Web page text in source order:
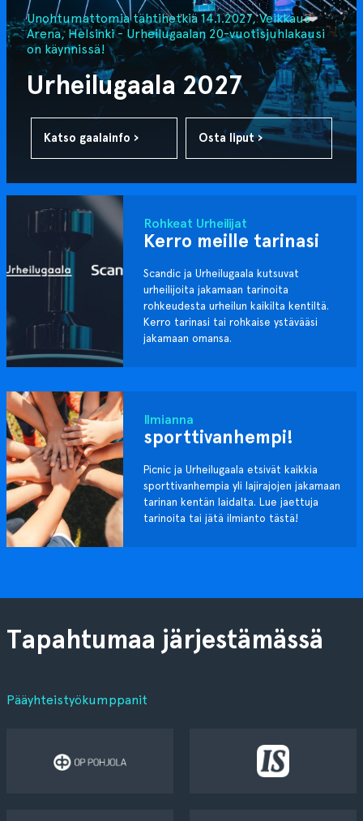
Unohtumattomia tähtihetkiä 14.1.2027, Veikkaus
Arena, Helsinki - Urheilugaalan 20-vuotisjuhlakausi
on käynnissä!
Urheilugaala 2027
Katso gaalainfo › Osta liput ›
Rohkeat Urheilijat
Kerro meille tarinasi
Scandic ja Urheilugaala kutsuvat
urheilijoita jakamaan tarinoita
rohkeudesta urheilun kaikilta kentiltä.
Kerro tarinasi tai rohkaise ystävääsi
jakamaan omansa.
Ilmianna
sporttivanhempi!
Picnic ja Urheilugaala etsivät kaikkia
sporttivanhempia yli lajirajojen jakamaan
tarinan kentän laidalta. Lue jaettuja
tarinoita tai jätä ilmianto tästä!
Tapahtumaa järjestämässä
Pääyhteistyökumppanit